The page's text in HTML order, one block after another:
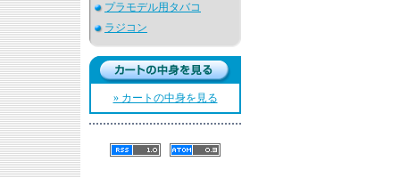
プラモデル用タバコ
ラジコン
» カートの中身を見る